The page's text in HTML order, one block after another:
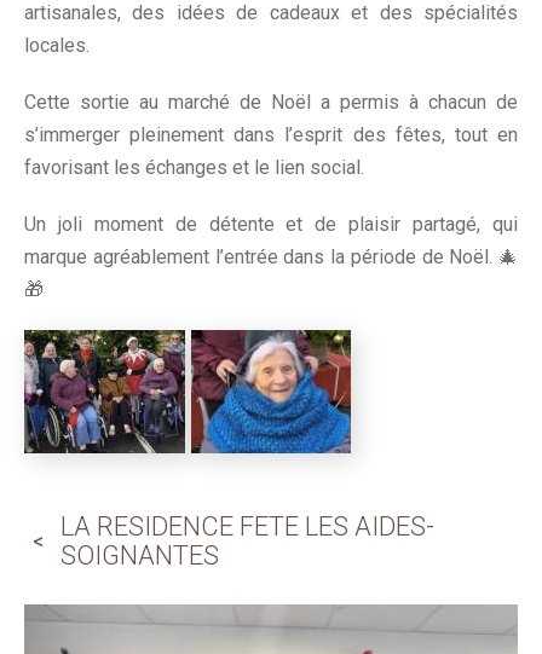
artisanales, des idées de cadeaux et des spécialités
locales.
Cette sortie au marché de Noël a permis à chacun de
s’immerger pleinement dans l’esprit des fêtes, tout en
favorisant les échanges et le lien social.
Un joli moment de détente et de plaisir partagé, qui
marque agréablement l’entrée dans la période de Noël. 🎄
🎁
LA RESIDENCE FETE LES AIDES-
SOIGNANTES